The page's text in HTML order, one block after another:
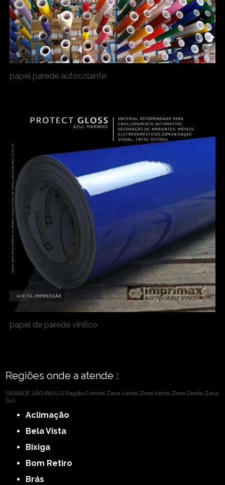
papel parede autocolante
papel de parede vinílico
Regiões onde a atende :
GRANDE SÃO PAULO Região Central Zona Leste Zona Norte Zona Oeste Zona
Sul
Aclimação
Bela Vista
Bixiga
Bom Retiro
Brás